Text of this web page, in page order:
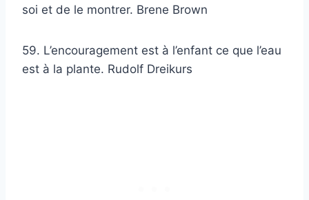
soi et de le montrer. Brene Brown
59. L’encouragement est à l’enfant ce que l’eau
est à la plante. Rudolf Dreikurs